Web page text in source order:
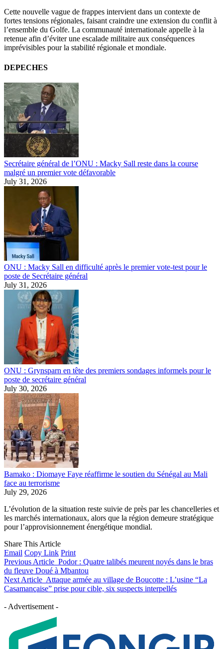
Cette nouvelle vague de frappes intervient dans un contexte de
fortes tensions régionales, faisant craindre une extension du conflit à
l’ensemble du Golfe. La communauté internationale appelle à la
retenue afin d’éviter une escalade militaire aux conséquences
imprévisibles pour la stabilité régionale et mondiale.
DEPECHES
Secrétaire général de l’ONU : Macky Sall reste dans la course
malgré un premier vote défavorable
July 31, 2026
ONU : Macky Sall en difficulté après le premier vote-test pour le
poste de Secrétaire général
July 31, 2026
ONU : Grynsparn en tête des premiers sondages informels pour le
poste de secrétaire général
July 30, 2026
Bamako : Diomaye Faye réaffirme le soutien du Sénégal au Mali
face au terrorisme
July 29, 2026
L’évolution de la situation reste suivie de près par les chancelleries et
les marchés internationaux, alors que la région demeure stratégique
pour l’approvisionnement énergétique mondial.
Share This Article
Email Copy Link Print
Previous Article Podor : Quatre talibés meurent noyés dans le bras
du fleuve Doué à Mbantou
Next Article Attaque armée au village de Boucotte : L’usine “La
Casamançaise” prise pour cible, six suspects interpellés
- Advertisement -